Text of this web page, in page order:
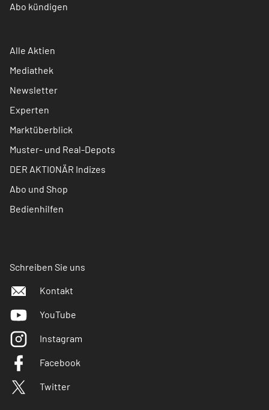
Abo kündigen
Alle Aktien
Mediathek
Newsletter
Experten
Marktüberblick
Muster- und Real-Depots
DER AKTIONÄR Indizes
Abo und Shop
Bedienhilfen
Schreiben Sie uns
Kontakt
YouTube
Instagram
Facebook
Twitter